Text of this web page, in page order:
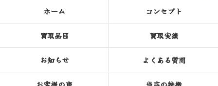
ホーム コンセプト
買取品目 買取実績
お知らせ よくある質問